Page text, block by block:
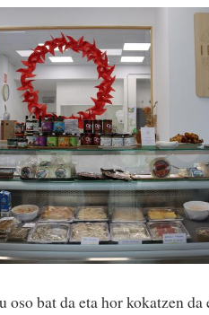
bat da eta hor kokatzen